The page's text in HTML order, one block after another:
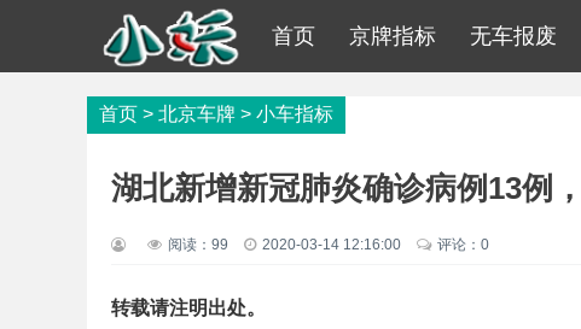
首页 京牌指标 无车报废
首页 > 北京车牌 > 小车指标
湖北新增新冠肺炎确诊病例13例
阅读： 99 2020-03-14 12:16:00 评论：0
转载请注明出处。